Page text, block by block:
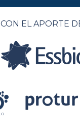
CON EL APORTE